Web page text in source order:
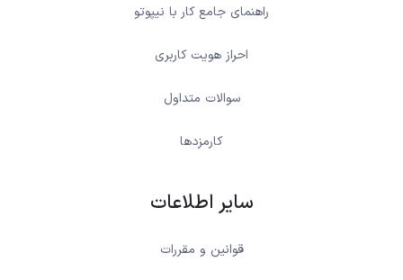
راهنمای جامع کار با نیپوتو
احراز هویت کاربری
سوالات متداول
کارمزدها
سایر اطلاعات
قوانین و مقررات